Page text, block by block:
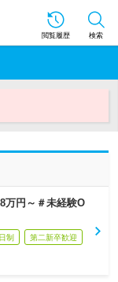
閲覧履歴 検索
万円～＃未経験O
制 第二新卒歓迎